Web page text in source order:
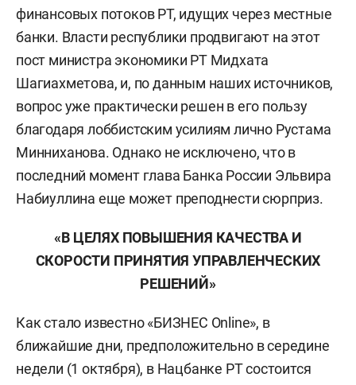
финансовых потоков РТ, идущих через местные
банки. Власти республики продвигают на этот
пост министра экономики РТ Мидхата
Шагиахметова, и, по данным наших источников,
вопрос уже практически решен в его пользу
благодаря лоббистским усилиям лично Рустама
Минниханова. Однако не исключено, что в
последний момент глава Банка России Эльвира
Набиуллина еще может преподнести сюрприз.
«В ЦЕЛЯХ ПОВЫШЕНИЯ КАЧЕСТВА И
СКОРОСТИ ПРИНЯТИЯ УПРАВЛЕНЧЕСКИХ
РЕШЕНИЙ»
Как стало известно «БИЗНЕС Online», в
ближайшие дни, предположительно в середине
недели (1 октября), в Нацбанке РТ состоится